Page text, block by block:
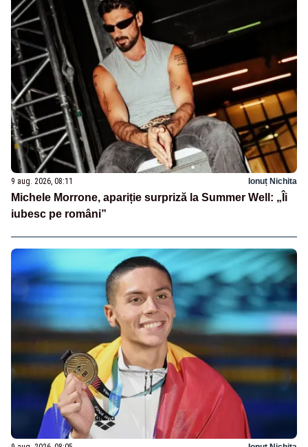
9 aug. 2026, 08:11 Ionuț Nichita
Michele Morrone, apariție surpriză la Summer Well: „Îi
iubesc pe români”